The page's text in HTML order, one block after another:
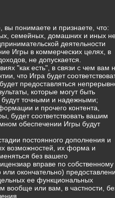
понимаете и признаете, что:
семейных, домашних и иных
деятельности
Игры в коммерческих целях, в
не допускается.
"как есть", в связи с чем вам
что Игра будет
предоставляться
которые могут быть
точными и надежными;
и прочего контента,
будет соответствовать вашим
обеспечении Игры будут
постоянного дополнения и
возможностей, их форма и
без вашего
вправе по собственному
окончательно)
ее функциональных
вообще или вам, в частности,